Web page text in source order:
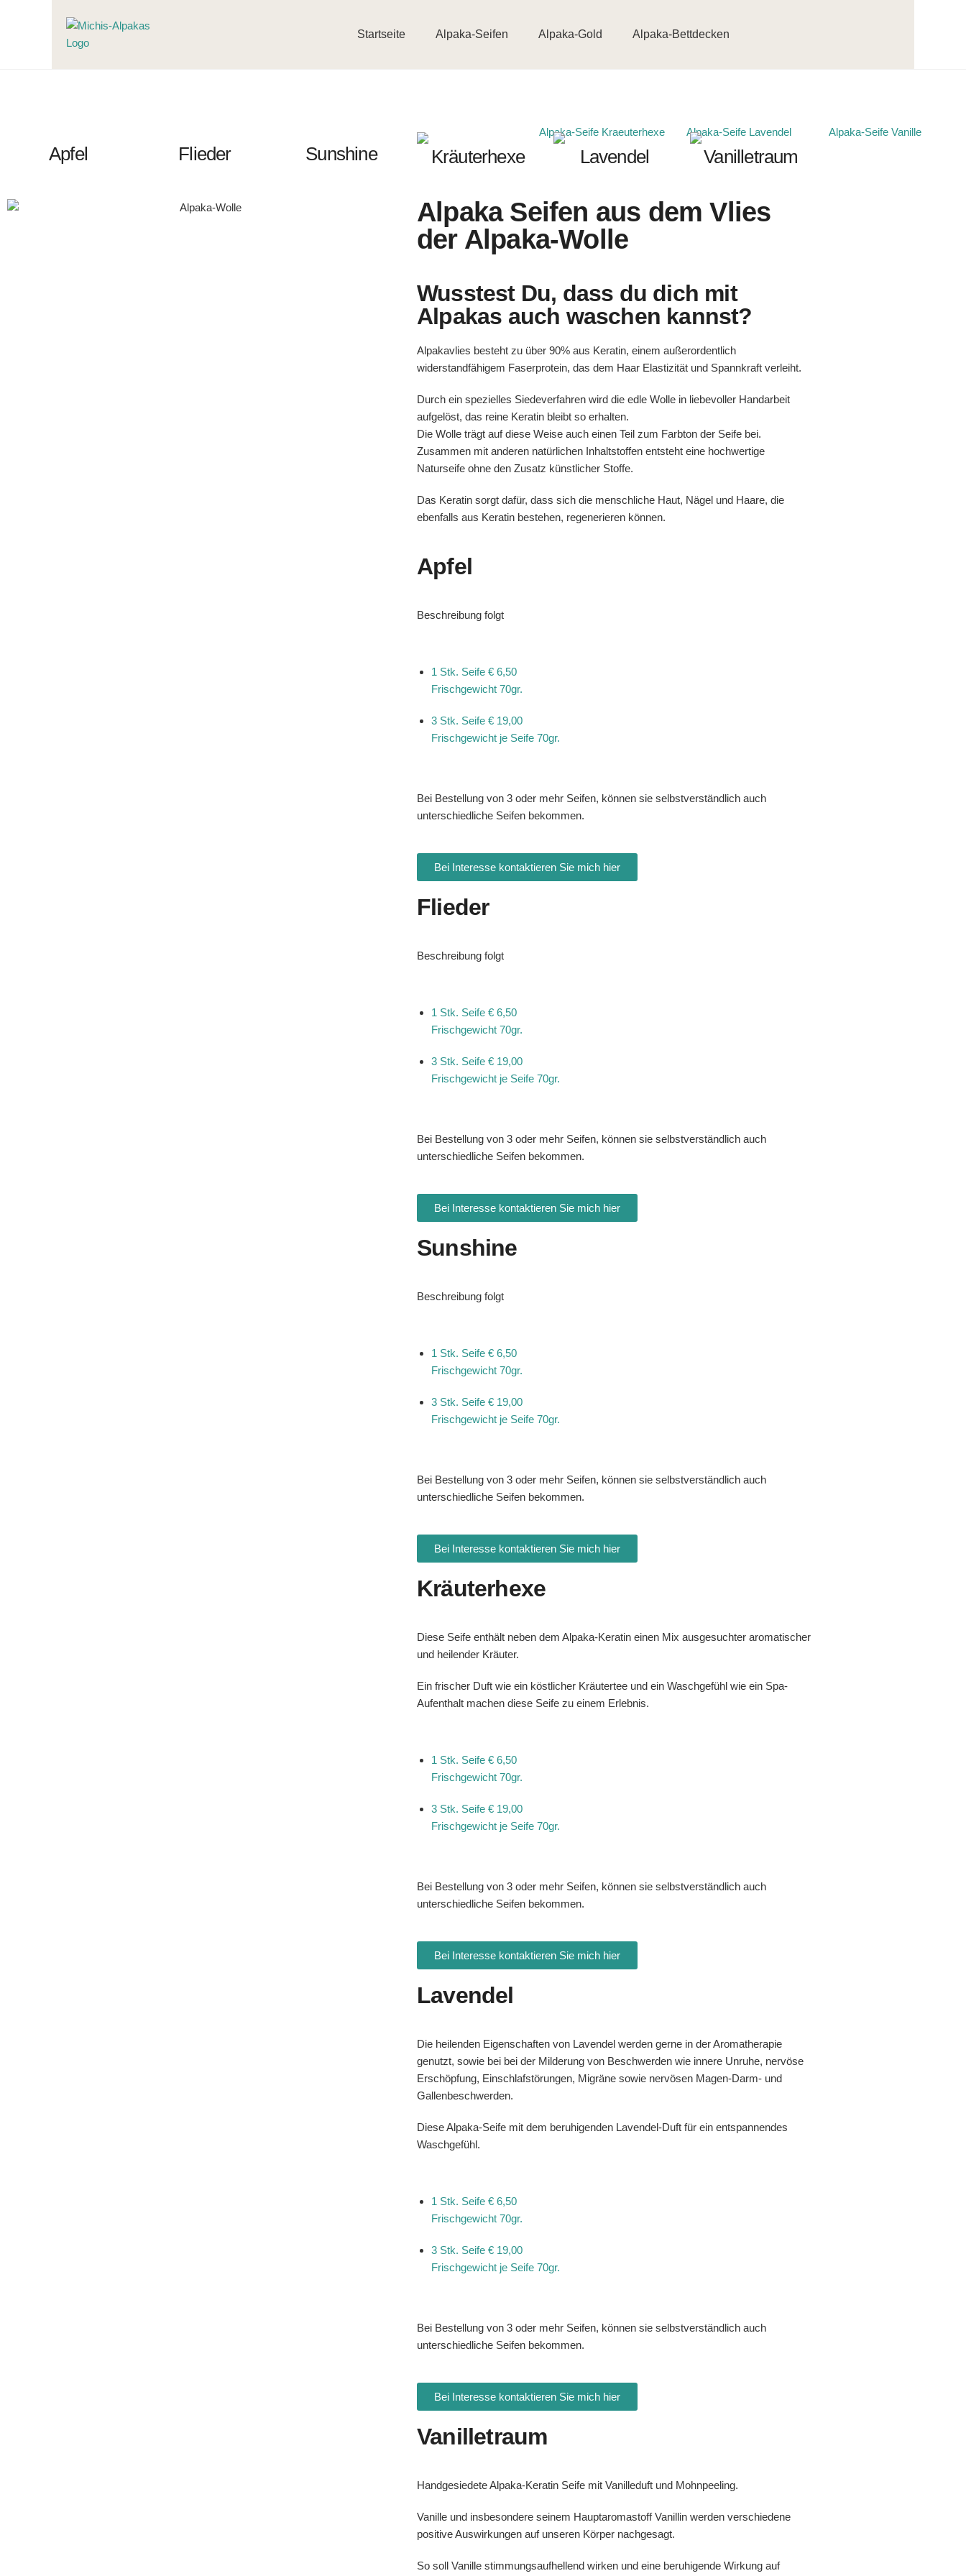
Startseite Alpaka-Seifen Alpaka-Gold Alpaka-Bettdecken
Apfel Flieder Sunshine Kräuterhexe Lavendel Vanilletraum
Alpaka Seifen aus dem Vlies
der Alpaka-Wolle
Wusstest Du, dass du dich mit
Alpakas auch waschen kannst?
Alpakavlies besteht zu über 90% aus Keratin, einem außerordentlich
widerstandfähigem Faserprotein, das dem Haar Elastizität und Spannkraft verleiht.
Durch ein spezielles Siedeverfahren wird die edle Wolle in liebevoller Handarbeit
aufgelöst, das reine Keratin bleibt so erhalten.
Die Wolle trägt auf diese Weise auch einen Teil zum Farbton der Seife bei.
Zusammen mit anderen natürlichen Inhaltstoffen entsteht eine hochwertige
Naturseife ohne den Zusatz künstlicher Stoffe.
Das Keratin sorgt dafür, dass sich die menschliche Haut, Nägel und Haare, die
ebenfalls aus Keratin bestehen, regenerieren können.
Apfel
Beschreibung folgt
1 Stk. Seife € 6,50
Frischgewicht 70gr.
3 Stk. Seife € 19,00
Frischgewicht je Seife 70gr.
Bei Bestellung von 3 oder mehr Seifen, können sie selbstverständlich auch
unterschiedliche Seifen bekommen.
Bei Interesse kontaktieren Sie mich hier
Flieder
Beschreibung folgt
1 Stk. Seife € 6,50
Frischgewicht 70gr.
3 Stk. Seife € 19,00
Frischgewicht je Seife 70gr.
Bei Bestellung von 3 oder mehr Seifen, können sie selbstverständlich auch
unterschiedliche Seifen bekommen.
Bei Interesse kontaktieren Sie mich hier
Sunshine
Beschreibung folgt
1 Stk. Seife € 6,50
Frischgewicht 70gr.
3 Stk. Seife € 19,00
Frischgewicht je Seife 70gr.
Bei Bestellung von 3 oder mehr Seifen, können sie selbstverständlich auch
unterschiedliche Seifen bekommen.
Bei Interesse kontaktieren Sie mich hier
Kräuterhexe
Diese Seife enthält neben dem Alpaka-Keratin einen Mix ausgesuchter aromatischer
und heilender Kräuter.
Ein frischer Duft wie ein köstlicher Kräutertee und ein Waschgefühl wie ein Spa-
Aufenthalt machen diese Seife zu einem Erlebnis.
1 Stk. Seife € 6,50
Frischgewicht 70gr.
3 Stk. Seife € 19,00
Frischgewicht je Seife 70gr.
Bei Bestellung von 3 oder mehr Seifen, können sie selbstverständlich auch
unterschiedliche Seifen bekommen.
Bei Interesse kontaktieren Sie mich hier
Lavendel
Die heilenden Eigenschaften von Lavendel werden gerne in der Aromatherapie
genutzt, sowie bei bei der Milderung von Beschwerden wie innere Unruhe, nervöse
Erschöpfung, Einschlafstörungen, Migräne sowie nervösen Magen-Darm- und
Gallenbeschwerden.
Diese Alpaka-Seife mit dem beruhigenden Lavendel-Duft für ein entspannendes
Waschgefühl.
1 Stk. Seife € 6,50
Frischgewicht 70gr.
3 Stk. Seife € 19,00
Frischgewicht je Seife 70gr.
Bei Bestellung von 3 oder mehr Seifen, können sie selbstverständlich auch
unterschiedliche Seifen bekommen.
Bei Interesse kontaktieren Sie mich hier
Vanilletraum
Handgesiedete Alpaka-Keratin Seife mit Vanilleduft und Mohnpeeling.
Vanille und insbesondere seinem Hauptaromastoff Vanillin werden verschiedene
positive Auswirkungen auf unseren Körper nachgesagt.
So soll Vanille stimmungsaufhellend wirken und eine beruhigende Wirkung auf